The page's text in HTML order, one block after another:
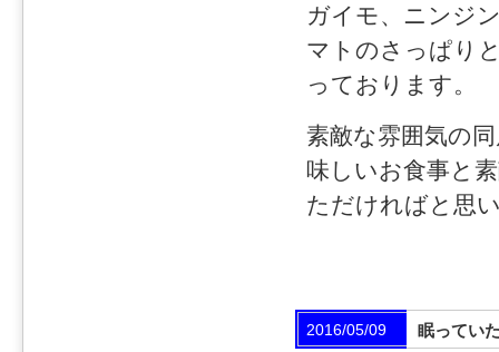
ガイモ、ニンジ
マトのさっぱり
っております。
素敵な雰囲気の
味しいお食事と
ただければと思
2016/05/09 眠ってい